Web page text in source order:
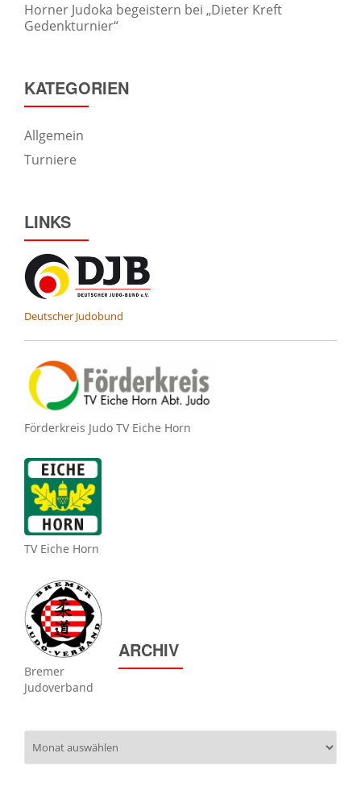
Horner Judoka begeistern bei „Dieter Kreft
Gedenkturnier“
KATEGORIEN
Allgemein
Turniere
LINKS
Deutscher Judobund
Förderkreis Judo TV Eiche Horn
TV Eiche Horn
Bremer
Judoverband
ARCHIV